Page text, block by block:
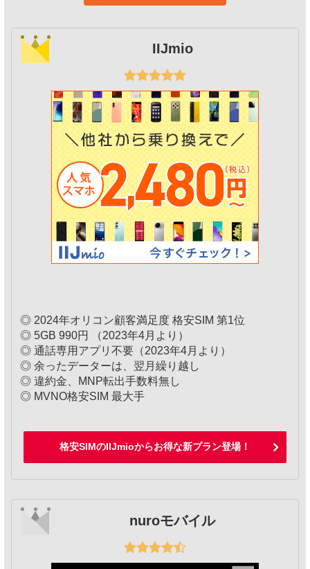
IIJmio
◎ 2024年オリコン顧客満足度 格安SIM 第1位
◎ 5GB 990円 （2023年4月より）
◎ 通話専用アプリ不要（2023年4月より）
◎ 余ったデーターは、翌月繰り越し
◎ 違約金、MNP転出手数料無し
◎ MVNO格安SIM 最大手
格安SIMのIIJmioからお得な新プラン登場！
nuroモバイル